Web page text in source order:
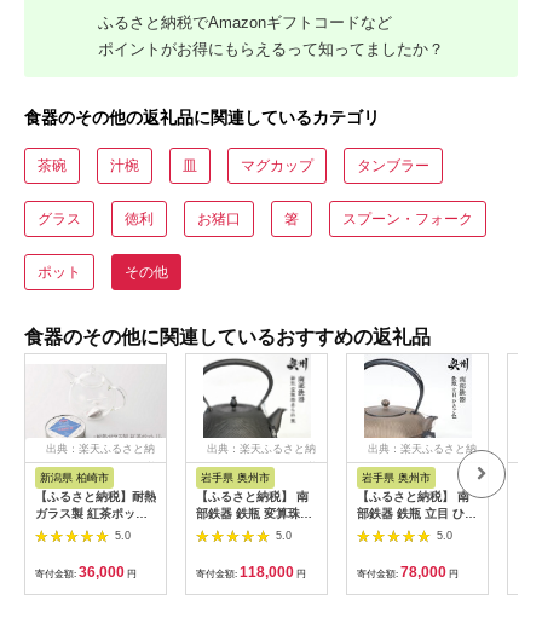
ふるさと納税でAmazonギフトコードなど
ポイントがお得にもらえるって知ってましたか？
食器のその他の返礼品に関連しているカテゴリ
茶碗 汁椀 皿 マグカップ タンブラー
グラス 徳利 お猪口 箸 スプーン・フォーク
ポット その他
食器のその他に関連しているおすすめの返礼品
出典：楽天ふるさと納
税
新潟県 柏崎市
【ふるさと納税】耐熱
ガラス製 紅茶ポット
ティーポット 1L・村
上茶園 冨士美園の雪
国紅茶（缶入り）リー
フ 30g セット【 新潟
県 柏崎市 】
5.0
寄付金額: 36,000 円
出典：楽天ふるさと納
税
岩手県 奥州市
【ふるさと納税】 南
部鉄器 鉄瓶 変算珠あ
られ 黒 1.8L 【及富
作】 IH調理器 伝統工
芸品 やかん ケトル キ
ッチン用品 食器 日用
品 雑貨 [AK038]
5.0
寄付金額: 118,000 円
出典：楽天ふるさと納
岩手県 奥州市
【ふるさと納税】 南
部鉄器 鉄瓶 立目 ひさ
ご色 0.8L 【及富作】
IH調理器 伝統工芸品
やかん ケトル キッチ
ン用品 食器 日用品 雑
貨 [AK025]
5.0
寄付金額: 78,000 円